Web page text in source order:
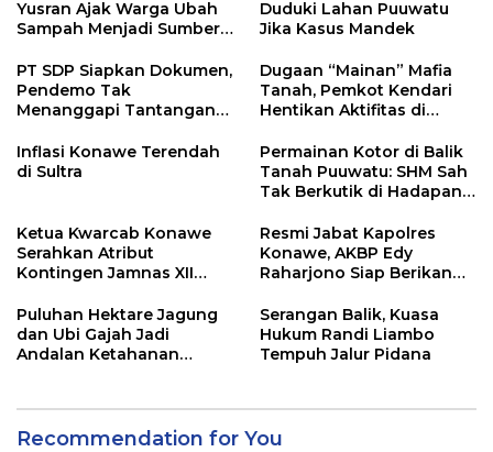
Yusran Ajak Warga Ubah
Sampah Menjadi Sumber
Duduki Lahan Puuwatu
Jika Kasus Mandek
PT SDP Siapkan Dokumen,
Pendemo Tak
Menanggapi Tantangan
Dugaan “Mainan” Mafia
Tanah, Pemkot Kendari
Hentikan Aktifitas di
Inflasi Konawe Terendah
di Sultra
Permainan Kotor di Balik
Tanah Puuwatu: SHM Sah
Tak Berkutik di Hadapan
Ketua Kwarcab Konawe
Serahkan Atribut
Kontingen Jamnas XII
Resmi Jabat Kapolres
Konawe, AKBP Edy
Raharjono Siap Berikan
Puluhan Hektare Jagung
dan Ubi Gajah Jadi
Andalan Ketahanan
Serangan Balik, Kuasa
Hukum Randi Liambo
Tempuh Jalur Pidana
Recommendation for You